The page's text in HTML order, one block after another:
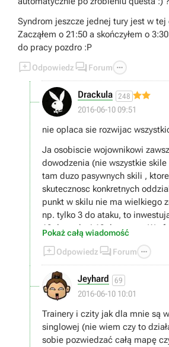
Syndrom jeszcze jednej tury jest w tej
Zacząłem o 21:50 a skończyłem o
do pracy pozdro :P
Odpowiedz  Forum 
Drackula 248
2016-06-10 09:51
nie oplaca sie rozwijac
Ja osobiscie wojownikowi
dowodzenia (nie wszystkie
tam duzo pasywnych skili ,
skutecznosc konkretnych
punkt w skilu nie ma wielkiego
np. tylko 3 do ataku, to
12 do ataku i 12 do szarzy. W
masz greatswordsmanow -
Osobiscie uwazam ze poza
malo skuteczna, a u Vampirow
nekromanckie.
Pokaż całą wiadomość
Odpowiedz  Forum 
Jeyhard 69
2016-06-10 10:01
Trainery i czity jak dla mnie są
singlowej (nie wiem czy to
sobie pozwiedzać całą mapę